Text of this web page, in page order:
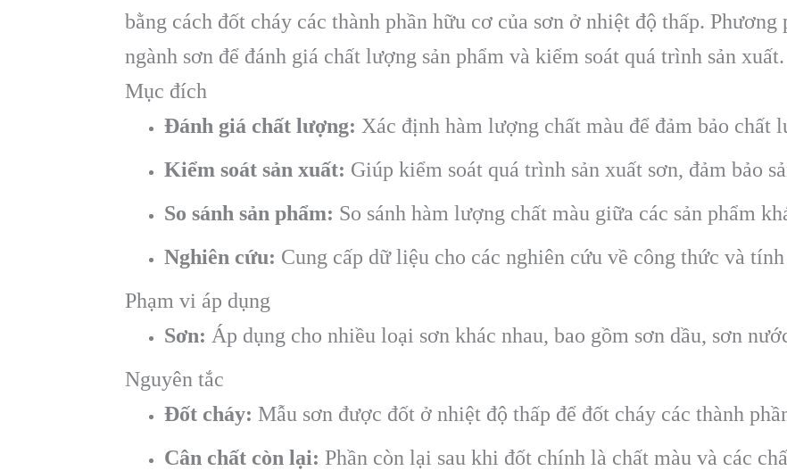
bằng cách đốt cháy các thành phần hữu cơ của sơn ở nhiệt độ thấp.
ngành sơn để đánh giá chất lượng sản phẩm và kiểm soát quá trình sản xuất.
Mục đích
Đánh giá chất lượng: Xác định hàm lượng chất màu để đảm bảo chất
Kiểm soát sản xuất: Giúp kiểm soát quá trình sản xuất sơn, đảm bảo
So sánh sản phẩm: So sánh hàm lượng chất màu giữa các sản phẩm
Nghiên cứu: Cung cấp dữ liệu cho các nghiên cứu về công thức và
Phạm vi áp dụng
Sơn: Áp dụng cho nhiều loại sơn khác nhau, bao gồm sơn dầu, sơn
Nguyên tắc
Đốt cháy: Mẫu sơn được đốt ở nhiệt độ thấp để đốt cháy các thành
Cân chất còn lại: Phần còn lại sau khi đốt chính là chất màu và các